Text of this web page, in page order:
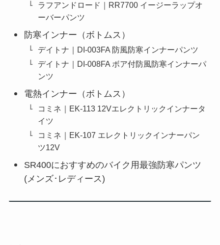
ラフアンドロード｜RR7700 イージーラップオ
ーバーパンツ
防寒インナー（ボトムス）
デイトナ｜DI-003FA 防風防寒インナーパンツ
デイトナ｜DI-008FA ボア付防風防寒インナーパ
ンツ
電熱インナー（ボトムス）
コミネ｜EK-113 12Vエレクトリックインナータ
イツ
コミネ｜EK-107 エレクトリックインナーパン
ツ12V
SR400におすすめのバイク用最強防寒パンツ
(メンズ･レディース)